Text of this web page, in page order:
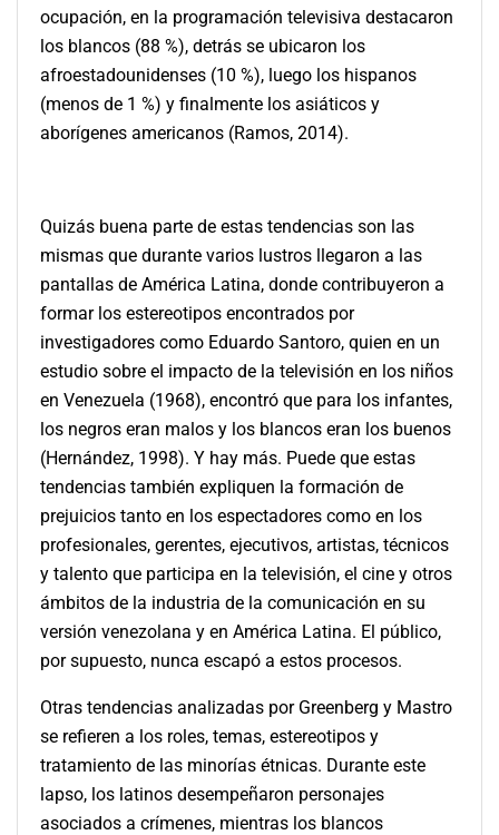
ocupación, en la programación televisiva destacaron
los blancos (88 %), detrás se ubicaron los
afroestadounidenses (10 %), luego los hispanos
(menos de 1 %) y finalmente los asiáticos y
aborígenes americanos (Ramos, 2014).
Quizás buena parte de estas tendencias son las
mismas que durante varios lustros llegaron a las
pantallas de América Latina, donde contribuyeron a
formar los estereotipos encontrados por
investigadores como Eduardo Santoro, quien en un
estudio sobre el impacto de la televisión en los niños
en Venezuela (1968), encontró que para los infantes,
los negros eran malos y los blancos eran los buenos
(Hernández, 1998). Y hay más. Puede que estas
tendencias también expliquen la formación de
prejuicios tanto en los espectadores como en los
profesionales, gerentes, ejecutivos, artistas, técnicos
y talento que participa en la televisión, el cine y otros
ámbitos de la industria de la comunicación en su
versión venezolana y en América Latina. El público,
por supuesto, nunca escapó a estos procesos.
Otras tendencias analizadas por Greenberg y Mastro
se refieren a los roles, temas, estereotipos y
tratamiento de las minorías étnicas. Durante este
lapso, los latinos desempeñaron personajes
asociados a crímenes, mientras los blancos